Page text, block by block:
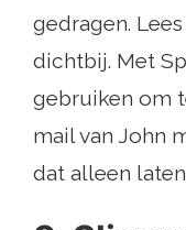
gedragen.
dichtbij. Met
gebruiken om
mail van John
dat alleen